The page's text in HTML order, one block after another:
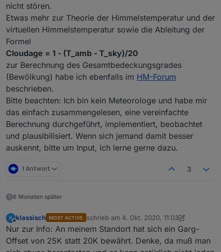
nicht stören.
Etwas mehr zur Theorie der Himmelstemperatur und der
virtuellen Himmelstemperatur sowie die Ableitung der
Formel
Cloudage = 1 - (T_amb - T_sky)/20
zur Berechnung des Gesamtbedeckungsgrades
(Bewölkung) habe ich ebenfalls im HM-Forum
beschrieben.
Bitte beachten: Ich bin kein Meteorologe und habe mir
das einfach zusammengelesen, eine vereinfachte
Berechnung durchgeführt, implementiert, beobachtet
und plausibilisiert. Wenn sich jemand damit besser
auskennt, bitte um Input, ich lerne gerne dazu.
1 Antwort 3
6 Monaten später
K
Offline
klassisch MOST ACTIVE schrieb am 4. Okt. 2020, 11:03
zuletzt editiert von klassisch10. Apr. 2020,
Nur zur Info: An meinem Standort hat sich ein Garg-
Offset von 25K statt 20K bewährt. Denke, da muß man